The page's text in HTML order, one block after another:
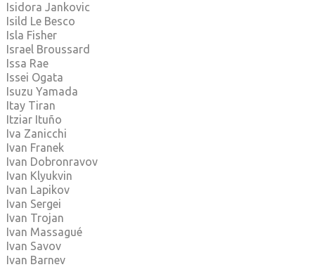
Isidora Jankovic
Isild Le Besco
Isla Fisher
Israel Broussard
Issa Rae
Issei Ogata
Isuzu Yamada
Itay Tiran
Itziar Ituño
Iva Zanicchi
Ivan Franek
Ivan Dobronravov
Ivan Klyukvin
Ivan Lapikov
Ivan Sergei
Ivan Trojan
Ivan Massagué
Ivan Savov
Ivan Barnev